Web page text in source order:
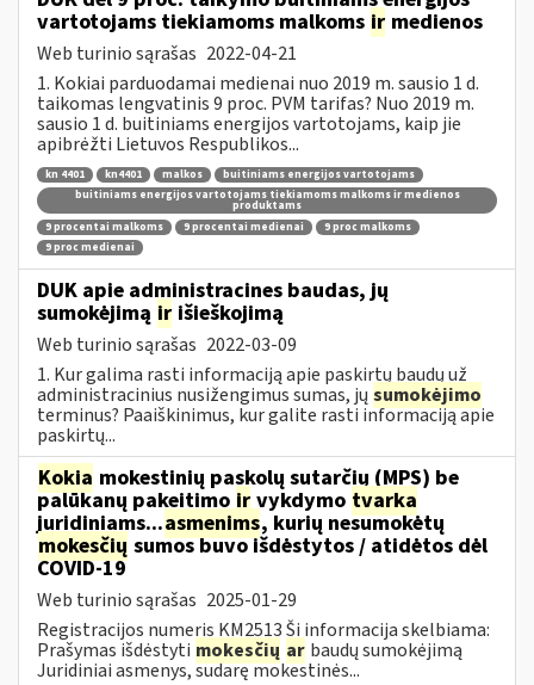
vartotojams tiekiamoms malkoms ir medienos
Web turinio sąrašas 2022-04-21
1. Kokiai parduodamai medienai nuo 2019 m. sausio 1 d.
taikomas lengvatinis 9 proc. PVM tarifas? Nuo 2019 m.
sausio 1 d. buitiniams energijos vartotojams, kaip jie
apibrėžti Lietuvos Respublikos...
kn 4401 kn4401 malkos
buitiniams energijos vartotojams
buitiniams energijos vartotojams tiekiamoms malkoms ir medienos
produktams
9 procentai malkoms
9 procentai medienai
9 proc malkoms
9 proc medienai
DUK apie administracines baudas, jų
sumokėjimą ir išieškojimą
Web turinio sąrašas 2022-03-09
1. Kur galima rasti informaciją apie paskirtų baudų už
administracinius nusižengimus sumas, jų sumokėjimo
terminus? Paaiškinimus, kur galite rasti informaciją apie
paskirtų...
Kokia mokestinių paskolų sutarčių (MPS) be
palūkanų pakeitimo ir vykdymo tvarka
juridiniams...asmenims, kurių nesumokėtų
mokesčių sumos buvo išdėstytos / atidėtos dėl
COVID-19
Web turinio sąrašas 2025-01-29
Registracijos numeris KM2513 Ši informacija skelbiama:
Prašymas išdėstyti mokesčių ar baudų sumokėjimą
Juridiniai asmenys, sudarę mokestinės...